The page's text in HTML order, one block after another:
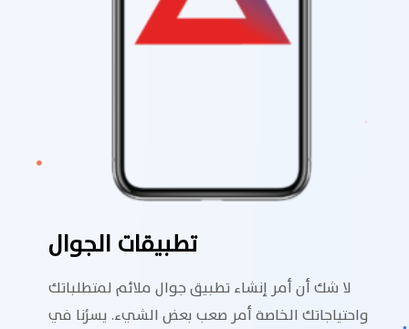
تطبيقات الجوال
لا شك أن أمر إنشاء تطبيق جوال ملائم لمتطلباتك
واحتياجاتك الخاصة أمر صعب بعض الشيء. يسرُنا في